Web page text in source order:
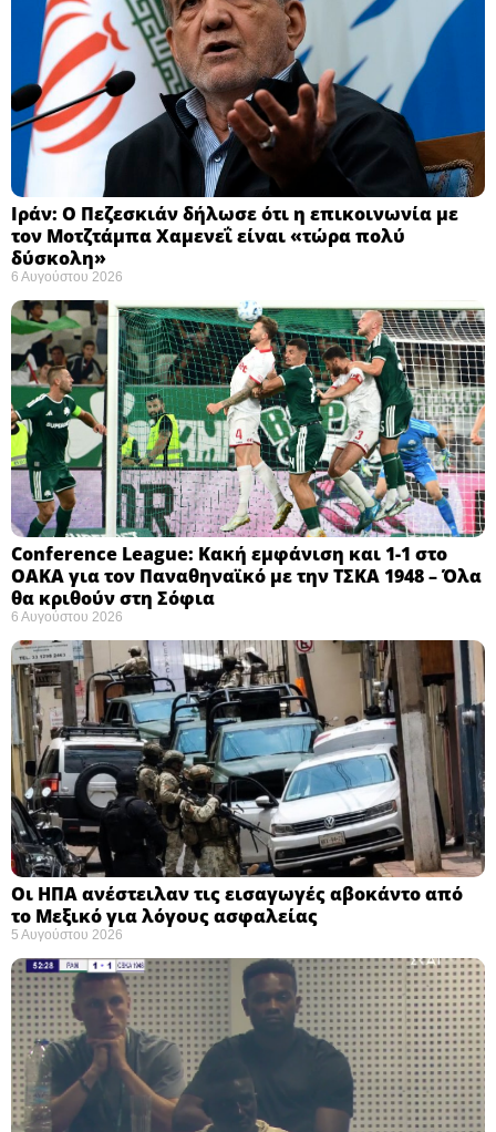
Ιράν: Ο Πεζεσκιάν δήλωσε ότι η επικοινωνία με
τον Μοτζτάμπα Χαμενεΐ είναι «τώρα πολύ
δύσκολη» ​
6 Αυγούστου 2026
Conference League: Κακή εμφάνιση και 1-1 στο
ΟΑΚΑ για τον Παναθηναϊκό με την ΤΣΚΑ 1948 – Όλα
θα κριθούν στη Σόφια ​
6 Αυγούστου 2026
Οι ΗΠΑ ανέστειλαν τις εισαγωγές αβοκάντο από
το Μεξικό για λόγους ασφαλείας
5 Αυγούστου 2026